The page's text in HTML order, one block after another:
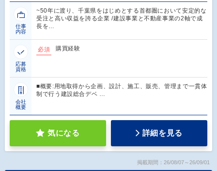
仕事
内容
~50年に渡り、千葉県をはじめとする首都圏において安定的な
受注と高い収益を誇る企業 /建設事業と不動産事業の2軸で成
長を…
応募
資格
必須 購買経験
会社
概要
■概要:用地取得から企画、設計、施工、販売、管理まで一貫体
制で行う建設総合デベ …
気になる 詳細を見る
掲載期間：26/08/07～26/09/01